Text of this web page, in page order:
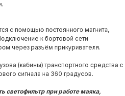
с помощью постоянного магнита,
к бортовой сети
через разъём прикуривателя.
(кабины) транспортного средства с
сигнала на 360 градусов.
светофильтр при работе маяка,